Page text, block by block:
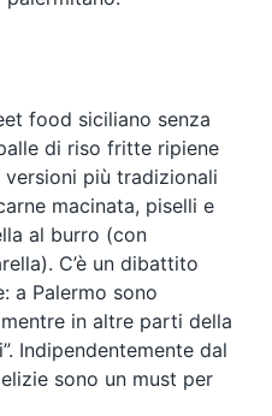
food siciliano senza
di riso fritte ripiene
più tradizionali
macinata, piselli e
al burro (con
C’è un dibattito
a Palermo sono
in altre parti della
Indipendentemente dal
sono un must per